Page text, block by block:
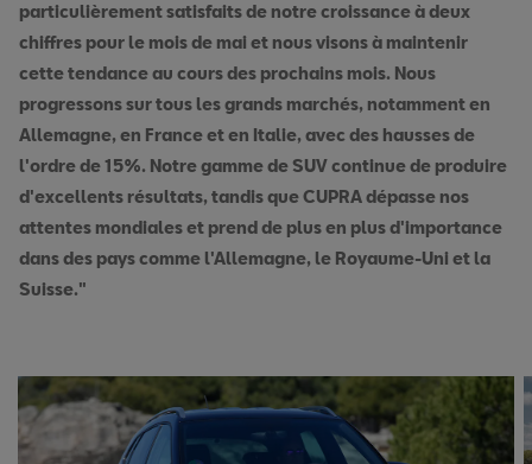
particulièrement satisfaits de notre croissance à deux
chiffres pour le mois de mai et nous visons à maintenir
cette tendance au cours des prochains mois. Nous
progressons sur tous les grands marchés, notamment en
Allemagne, en France et en Italie, avec des hausses de
l'ordre de 15%. Notre gamme de SUV continue de produire
d'excellents résultats, tandis que CUPRA dépasse nos
attentes mondiales et prend de plus en plus d'importance
dans des pays comme l'Allemagne, le Royaume-Uni et la
Suisse."